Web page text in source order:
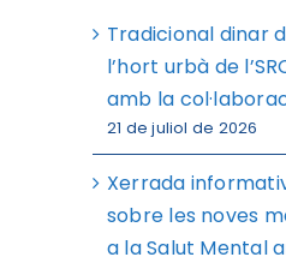
Tradicional dinar
l’hort urbà de
amb la
21 de juliol de 2026
Xerrada
sobre les noves
a la Salut Mental